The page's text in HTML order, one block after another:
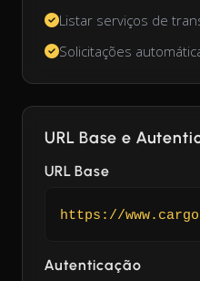
Listar serviços de
Solicitações
URL Base e
URL Base
https://
Autenticação